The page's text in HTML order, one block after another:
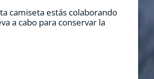
camiseta estás colaborando
a cabo para conservar la